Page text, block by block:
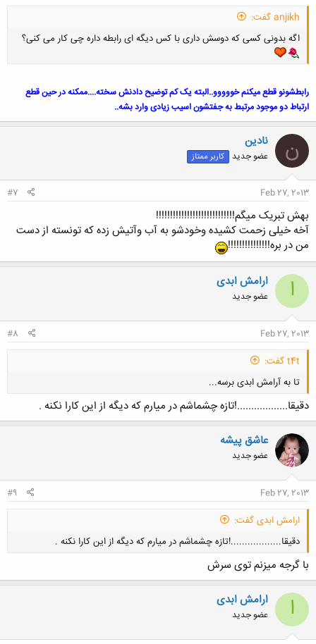
anjikh گفت:
اگه بدونی کسی که دوسش داری با کس دیگه ای رابطه داره چی کار می کنی؟
رابطشونو قطع میکنم خووووو..البته یک کم توضیح دادنش سخته....ممکنه در حین قطع
ارتباط دو موجود مرتبط به جفتشون اسیب زیادی وارد بشه..
ن نادین
عضو جدید کاربر ممتاز
Feb 27, 2013
#7
بهش تبریک میگم!!!!!!!!!!!!!!!!!!!!!!!!!!!!
آخه خیلی زحمت کشیده وخودشو به آب وآتیش زده که تونسته از دست
من در بره!!!!!!!!!!!!!!!
ا ارامش ابدی
عضو جدید
Feb 27, 2013
#8
t4t گفت:
تا به آرامش ابدی برسه...
دقیقا..................!تازه چشماشم در میارم که دیگه از این کارا نکنه .
عاشق پیشه
عضو جدید
Feb 27, 2013
#9
ارامش ابدی گفت:
دقیقا..................!تازه چشماشم در میارم که دیگه از این کارا نکنه .
با گرجه میزنم توی سرش
ا ارامش ابدی
عضو جدید